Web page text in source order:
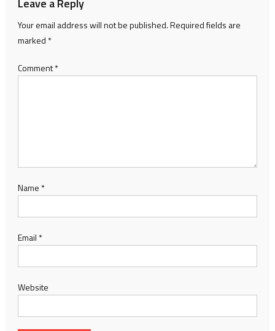
Your email address will not be published.Required fields are
marked *
Comment*
Name *
Email *
Website